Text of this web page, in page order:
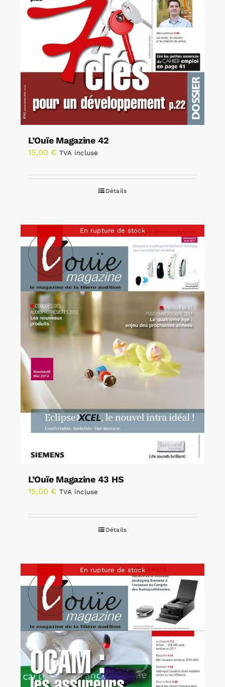
L’Ouïe Magazine 42
15,00 € TVA incluse
Détails
En rupture de stock
L’Ouïe Magazine 43 HS
15,00 € TVA incluse
Détails
En rupture de stock